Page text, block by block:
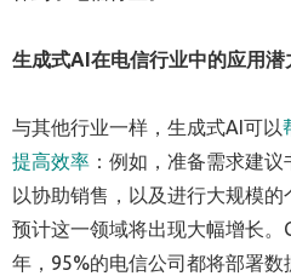
生成式AI在电信行业中的应用潜
与其他行业一样，生成式AI可以
提高效率 ：例如，准备需求建
以协助销售，以及进行大规模
预计这一领域将出现大幅增长
年，95%的电信公司都将部署